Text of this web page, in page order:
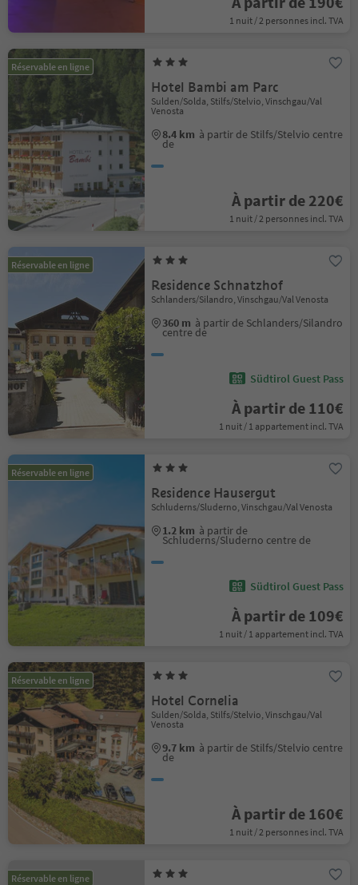
1 nuit / 2 personnes incl. TVA
Réservable en ligne
Hotel Bambi am Parc
Sulden/Solda, Stilfs/Stelvio, Vinschgau/Val
Venosta
8.4 km à partir de Stilfs/Stelvio centre
de
À partir de 220€
1 nuit / 2 personnes incl. TVA
Réservable en ligne
Residence Schnatzhof
Schlanders/Silandro, Vinschgau/Val Venosta
360 m à partir de Schlanders/Silandro
centre de
Südtirol Guest Pass
À partir de 110€
1 nuit / 1 appartement incl. TVA
Réservable en ligne
Residence Hausergut
Schluderns/Sluderno, Vinschgau/Val Venosta
1.2 km à partir de
Schluderns/Sluderno centre de
Südtirol Guest Pass
À partir de 109€
1 nuit / 1 appartement incl. TVA
Réservable en ligne
Hotel Cornelia
Sulden/Solda, Stilfs/Stelvio, Vinschgau/Val
Venosta
9.7 km à partir de Stilfs/Stelvio centre
de
À partir de 160€
1 nuit / 2 personnes incl. TVA
Réservable en ligne